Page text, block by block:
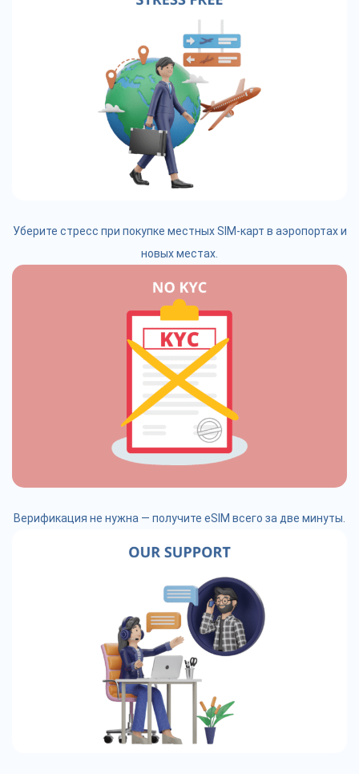
Уберите стресс при покупке местных SIM-карт в аэропортах и
новых местах.
Верификация не нужна — получите eSIM всего за две минуты.